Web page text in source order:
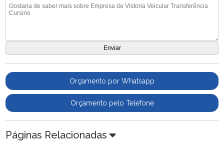
Orçamento por Whatsapp
Orçamento pelo Telefone
Páginas Relacionadas